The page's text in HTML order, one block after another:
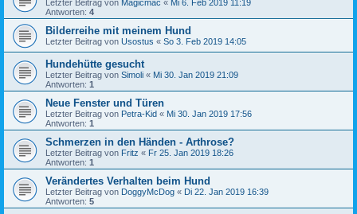
Letzter Beitrag von Magicmac « Mi 6. Feb 2019 11:19
Antworten: 4
Bilderreihe mit meinem Hund
Letzter Beitrag von Usostus « So 3. Feb 2019 14:05
Hundehütte gesucht
Letzter Beitrag von Simoli « Mi 30. Jan 2019 21:09
Antworten: 1
Neue Fenster und Türen
Letzter Beitrag von Petra-Kid « Mi 30. Jan 2019 17:56
Antworten: 1
Schmerzen in den Händen - Arthrose?
Letzter Beitrag von Fritz « Fr 25. Jan 2019 18:26
Antworten: 1
Verändertes Verhalten beim Hund
Letzter Beitrag von DoggyMcDog « Di 22. Jan 2019 16:39
Antworten: 5